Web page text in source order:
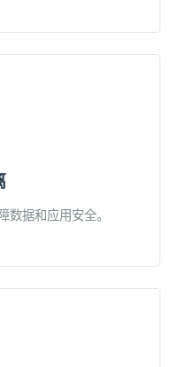
据和应用安全。